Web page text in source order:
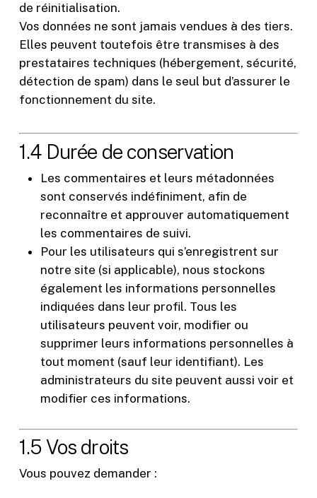
de réinitialisation.
Vos données ne sont jamais vendues à des tiers.
Elles peuvent toutefois être transmises à des
prestataires techniques (hébergement, sécurité,
détection de spam) dans le seul but d’assurer le
fonctionnement du site.
1.4 Durée de conservation
Les commentaires et leurs métadonnées
sont conservés indéfiniment, afin de
reconnaître et approuver automatiquement
les commentaires de suivi.
Pour les utilisateurs qui s’enregistrent sur
notre site (si applicable), nous stockons
également les informations personnelles
indiquées dans leur profil. Tous les
utilisateurs peuvent voir, modifier ou
supprimer leurs informations personnelles à
tout moment (sauf leur identifiant). Les
administrateurs du site peuvent aussi voir et
modifier ces informations.
1.5 Vos droits
Vous pouvez demander :